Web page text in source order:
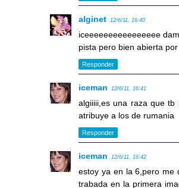
alginet 12/6/11, 16:40
iceeeeeeeeeeeeeeee
pista pero bien abierta
Responder
iceman 12/6/11, 16:41
algiiiii,es una raza que tb
atribuye a los de rumania
Responder
iceman 12/6/11, 16:42
estoy ya en la 6,pero me
trabada en la primera